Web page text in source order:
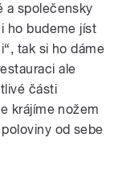
a společensky
ho budeme jíst
tak si ho dáme
ale
části
krájíme nožem
od sebe